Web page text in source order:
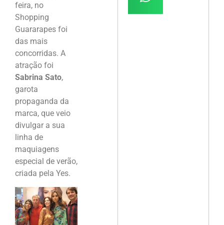
feira, no
Shopping
Guararapes foi
das mais
concorridas. A
atração foi
Sabrina Sato,
garota
propaganda da
marca, que veio
divulgar a sua
linha de
maquiagens
especial de verão,
criada pela Yes.